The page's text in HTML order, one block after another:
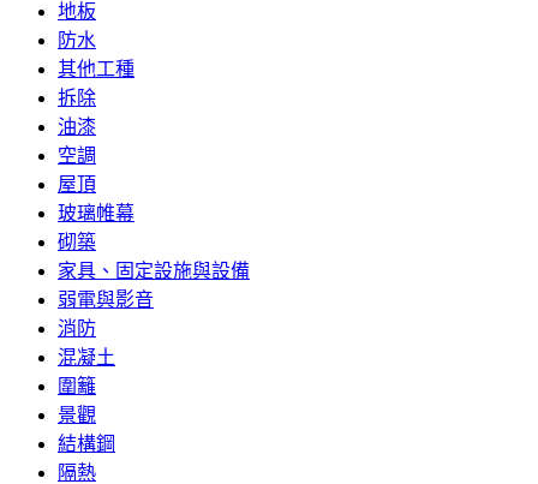
地板
防水
其他工種
拆除
油漆
空調
屋頂
玻璃帷幕
砌築
家具、固定設施與設備
弱電與影音
消防
混凝土
圍籬
景觀
結構鋼
隔熱